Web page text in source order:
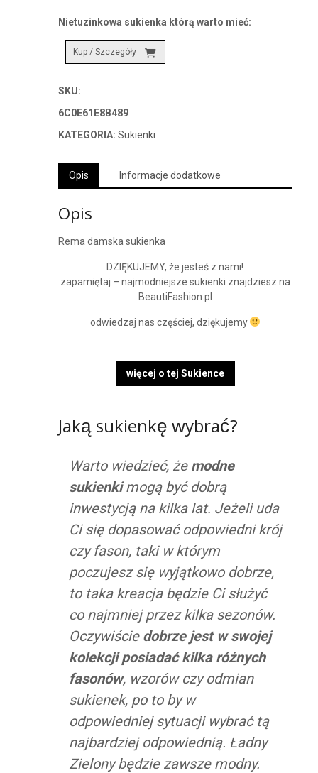
Nietuzinkowa sukienka którą warto mieć:
Kup / Szczegóły
SKU:
6C0E61E8B489
KATEGORIA: Sukienki
Opis Informacje dodatkowe
Opis
Rema damska sukienka
DZIĘKUJEMY, że jesteś z nami!
zapamiętaj – najmodniejsze sukienki znajdziesz na
BeautiFashion.pl
odwiedzaj nas częściej, dziękujemy
więcej o tej Sukience
Jaką sukienkę wybrać?
Warto wiedzieć, że modne
sukienkimogą być dobrą
inwestycją na kilka lat. Jeżeli uda
Ci się dopasować odpowiedni krój
czy fason, taki w którym
poczujesz się wyjątkowo dobrze,
to taka kreacja będzie Ci służyć
co najmniej przez kilka sezonów.
Oczywiście dobrze jest w swojej
kolekcji posiadać kilka różnych
fasonów, wzorów czy odmian
sukienek, po to by w
odpowiedniej sytuacji wybrać tą
najbardziej odpowiednią. Ładny
Zielony będzie zawsze modny.